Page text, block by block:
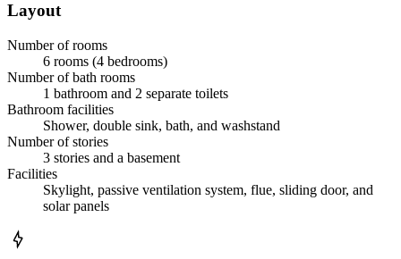
Layout
Number of rooms
6 rooms (4 bedrooms)
Number of bath rooms
1 bathroom and 2 separate toilets
Bathroom facilities
Shower, double sink, bath, and washstand
Number of stories
3 stories and a basement
Facilities
Skylight, passive ventilation system, flue, sliding door, and
solar panels